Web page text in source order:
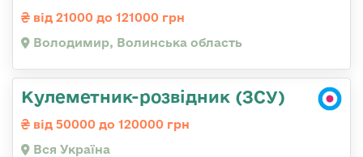
від 21000 до 121000 грн
Володимир, Волинська область
Кулеметник-розвідник (ЗСУ)
від 50000 до 120000 грн
Вся Україна